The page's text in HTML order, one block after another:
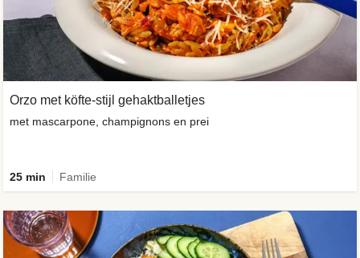
Orzo met köfte-stijl gehaktballetjes
met mascarpone, champignons en prei
25 min Familie